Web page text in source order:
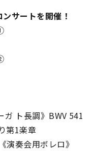
サートを開催！
ト長調》BWV 541
第1楽章
演奏会用ボレロ》